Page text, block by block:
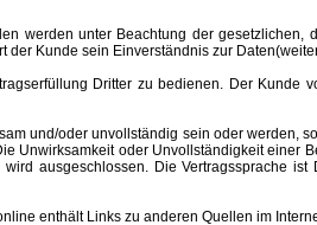
unter Beachtung der gesetzlichen,
der Kunde sein Einverständnis zur
Dritter zu bedienen. Der Kunde
und/oder unvollständig sein oder werden,
Unwirksamkeit oder Unvollständigkeit einer
ausgeschlossen. Die Vertragssprache ist
enthält Links zu anderen Quellen im